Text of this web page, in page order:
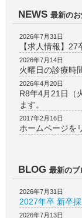
NEWS 最新の
2026年7月31日
【求人情報】
2026年7月14日
火曜日の診療時
2026年4月20日
R8年4月21日（
ます。
2017年2月16日
ホームページを
BLOG 最新のブ
2026年7月31日
2027年卒 新卒
2026年7月13日